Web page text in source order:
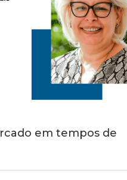
em tempos de